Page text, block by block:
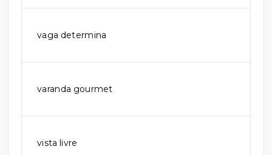
vaga determina
varanda gourmet
vista livre